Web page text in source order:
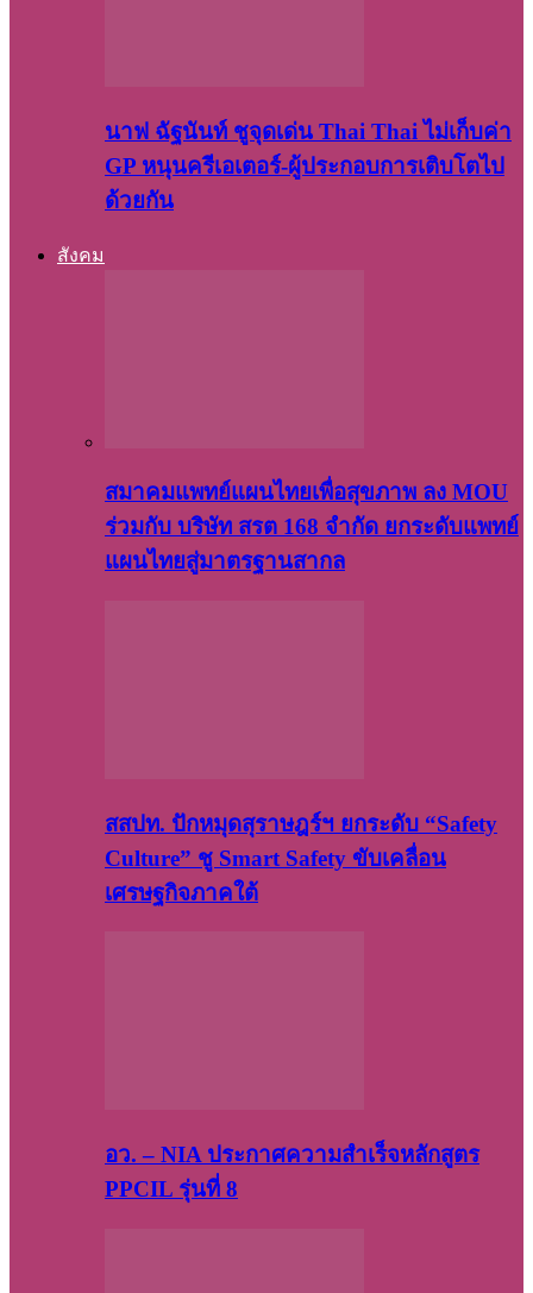
นาฟ ฉัฐนันท์ ชูจุดเด่น Thai Thai ไม่เก็บค่า
GP หนุนครีเอเตอร์-ผู้ประกอบการเติบโตไป
ด้วยกัน
สังคม
สมาคมแพทย์แผนไทยเพื่อสุขภาพ ลง MOU
ร่วมกับ บริษัท สรต 168 จำกัด ยกระดับแพทย์
แผนไทยสู่มาตรฐานสากล
สสปท. ปักหมุดสุราษฎร์ฯ ยกระดับ “Safety
Culture” ชู Smart Safety ขับเคลื่อน
เศรษฐกิจภาคใต้
อว. – NIA ประกาศความสำเร็จหลักสูตร
PPCIL รุ่นที่ 8